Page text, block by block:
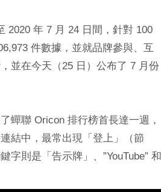
2020 年 7 月 24 日間，針對 100
件數據，並就品牌參與、互
並在今天（25 日）公布了 7 月份
蟬聯 Oricon 排行榜首長達一週，
結中，最常出現「登上」（節
字則是「告示牌」、”YouTube” 和